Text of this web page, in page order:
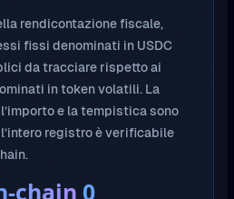
rendicontazione fiscale,
fissi denominati in USDC
da tracciare rispetto ai
in token volatili. La
e la tempistica sono
registro è verificabile
chain 0